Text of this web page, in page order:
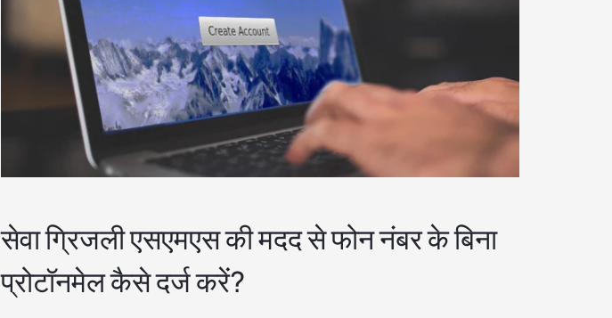
सेवा ग्रिजली एसएमएस की मदद से फोन नंबर के बिना
प्रोटॉनमेल कैसे दर्ज करें?